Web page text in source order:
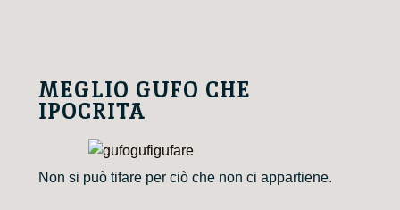
MEGLIO GUFO CHE
IPOCRITA
Non si può tifare per ciò che non ci appartiene.